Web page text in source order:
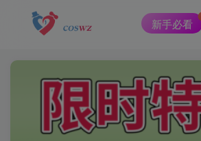
新手必看